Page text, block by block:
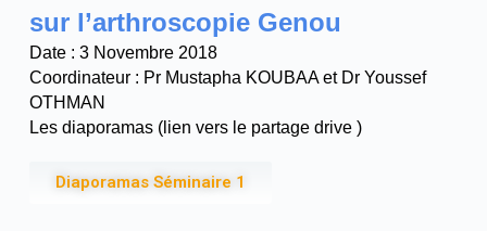
sur l’arthroscopie Genou
Date : 3 Novembre 2018
Coordinateur : Pr Mustapha KOUBAA et Dr Youssef
OTHMAN
Les diaporamas (lien vers le partage drive )
Diaporamas Séminaire 1